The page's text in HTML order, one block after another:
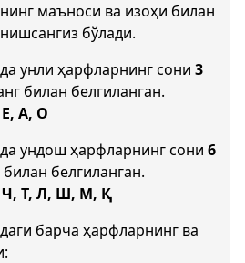
маъноси ва изоҳи билан
бўлади.
унли ҳарфларнинг сони 3
билан белгиланган.
Е, А, О
ундош ҳарфларнинг сони 6
билан белгиланган.
Ч, Т, Л, Ш, М, Қ
барча ҳарфларнинг ва